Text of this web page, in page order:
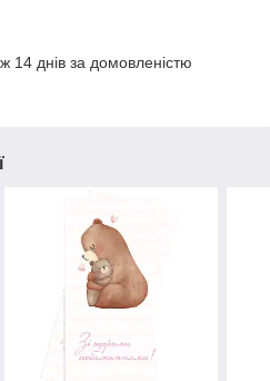
14 днів за домовленістю